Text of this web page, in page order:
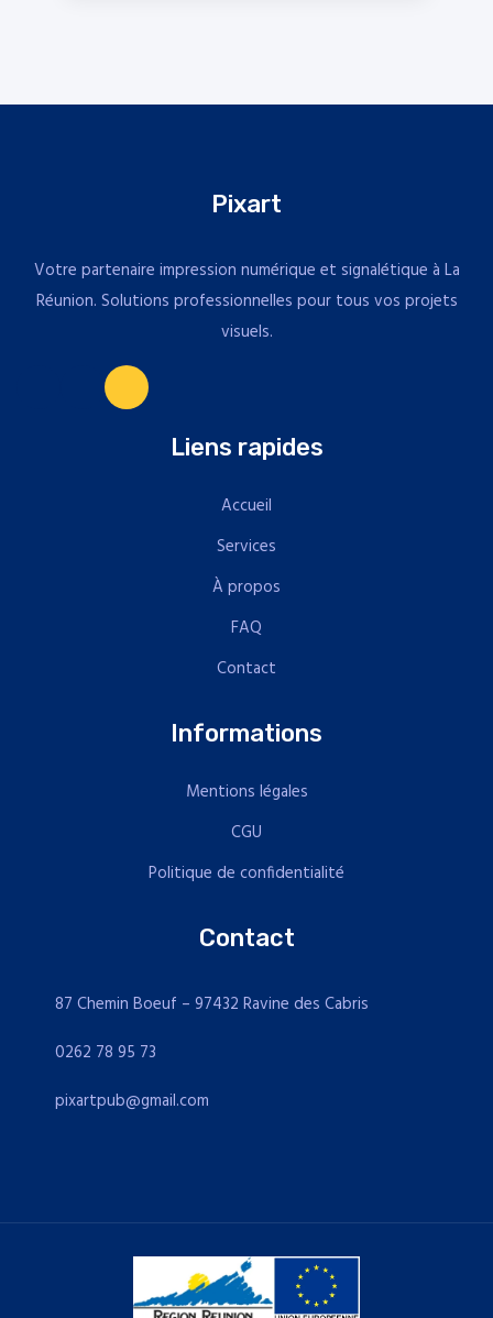
Pixart
Votre partenaire impression numérique et signalétique à La
Réunion. Solutions professionnelles pour tous vos projets
visuels.
Liens rapides
Accueil
Services
À propos
FAQ
Contact
Informations
Mentions légales
CGU
Politique de confidentialité
Contact
87 Chemin Boeuf – 97432 Ravine des Cabris
0262 78 95 73
pixartpub@gmail.com